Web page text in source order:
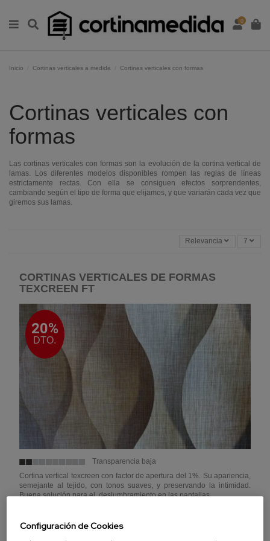
0
Inicio Cortinas verticales a medida Cortinas verticales con formas
Cortinas verticales con
formas
Las cortinas verticales con formas son la evolución de la cortina vertical de
lamas. Los diferentes modelos disponibles rompen las reglas de líneas
estrictamente rectas. Con ella se consiguen efectos sorprendentes,
cambiando según el tipo de forma que elijamos, y que variarán cada vez que
giremos sus lamas.
Relevancia 7
CORTINAS VERTICALES DE FORMAS
TEXCREEN FT
20%
DTO.
Transparencia baja
Cortina vertical texcreen con factor de apertura del 1%. Su apariencia,
semejante al tejido, con tonos suaves, y preservando la intimidad.
Buena solución para el deslumbramiento en las pantallas.
Configuración de Cookies